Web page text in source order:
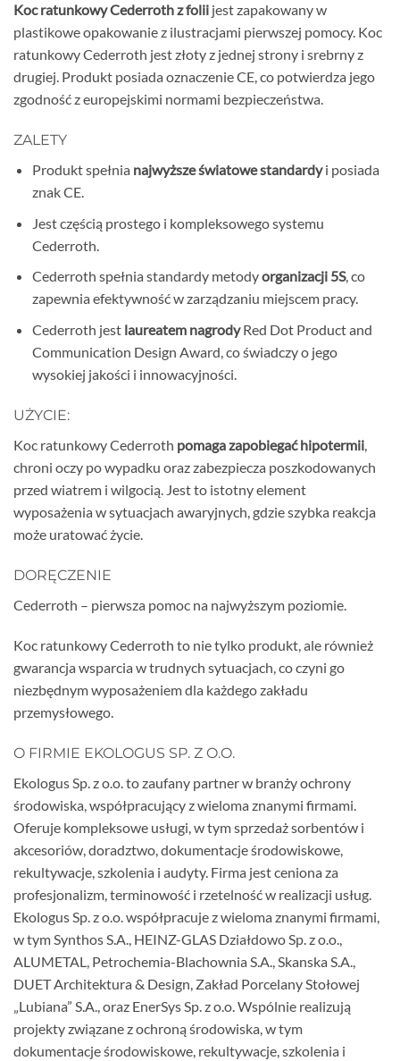
Koc ratunkowy Cederroth z folii jest zapakowany w
plastikowe opakowanie z ilustracjami pierwszej pomocy. Koc
ratunkowy Cederroth jest złoty z jednej strony i srebrny z
drugiej. Produkt posiada oznaczenie CE, co potwierdza jego
zgodność z europejskimi normami bezpieczeństwa.
ZALETY
Produkt spełnia najwyższe światowe standardyi posiada
znak CE.
Jest częścią prostego i kompleksowego systemu
Cederroth.
Cederroth spełnia standardy metodyorganizacji 5S, co
zapewnia efektywność w zarządzaniu miejscem pracy.
Cederroth jest laureatem nagrodyRed Dot Product and
Communication Design Award, co świadczy o jego
wysokiej jakości i innowacyjności.
UŻYCIE:
Koc ratunkowy Cederroth pomaga zapobiegać hipotermii
chroni oczy po wypadku oraz zabezpiecza poszkodowanych
przed wiatrem i wilgocią. Jest to istotny element
wyposażenia w sytuacjach awaryjnych, gdzie szybka reakcja
może uratować życie.
DORĘCZENIE
Cederroth – pierwsza pomoc na najwyższym poziomie.
Koc ratunkowy Cederroth to nie tylko produkt, ale również
gwarancja wsparcia w trudnych sytuacjach, co czyni go
niezbędnym wyposażeniem dla każdego zakładu
przemysłowego.
O FIRMIE EKOLOGUS SP. Z O.O.
Ekologus Sp. z o.o. to zaufany partner w branży ochrony
środowiska, współpracujący z wieloma znanymi firmami.
Oferuje kompleksowe usługi, w tym sprzedaż sorbentów i
akcesoriów, doradztwo, dokumentacje środowiskowe,
rekultywacje, szkolenia i audyty. Firma jest ceniona za
profesjonalizm, terminowość i rzetelność w realizacji usług.
Ekologus Sp. z o.o. współpracuje z wieloma znanymi firmami,
w tym Synthos S.A., HEINZ-GLAS Działdowo Sp. z o.o.,
ALUMETAL, Petrochemia-Blachownia S.A., Skanska S.A.,
DUET Architektura & Design, Zakład Porcelany Stołowej
„Lubiana” S.A., oraz EnerSys Sp. z o.o. Wspólnie realizują
projekty związane z ochroną środowiska, w tym
dokumentacje środowiskowe, rekultywacje, szkolenia i